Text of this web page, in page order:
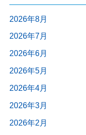
2026年8月
2026年7月
2026年6月
2026年5月
2026年4月
2026年3月
2026年2月